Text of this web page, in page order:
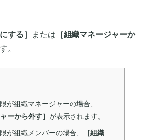
する］ または ［組織マネージャーか
。
が組織マネージャーの場合、
ーから外す］ が表示されます。
が組織メンバーの場合、
［組織